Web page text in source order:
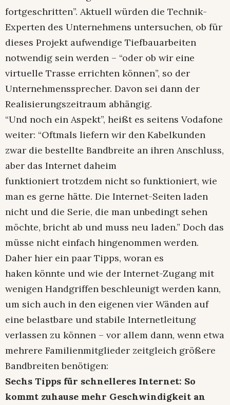
fortgeschritten”. Aktuell würden die Technik-
Experten des Unternehmens untersuchen, ob für
dieses Projekt aufwendige Tiefbauarbeiten
notwendig sein werden – “oder ob wir eine
virtuelle Trasse errichten können”, so der
Unternehmenssprecher. Davon sei dann der
Realisierungszeitraum abhängig.
“Und noch ein Aspekt”, heißt es seitens Vodafone
weiter: “Oftmals liefern wir den Kabelkunden
zwar die bestellte Bandbreite an ihren Anschluss,
aber das Internet daheim
funktioniert trotzdem nicht so funktioniert, wie
man es gerne hätte. Die Internet-Seiten laden
nicht und die Serie, die man unbedingt sehen
möchte, bricht ab und muss neu laden.” Doch das
müsse nicht einfach hingenommen werden.
Daher hier ein paar Tipps, woran es
haken könnte und wie der Internet-Zugang mit
wenigen Handgriffen beschleunigt werden kann,
um sich auch in den eigenen vier Wänden auf
eine belastbare und stabile Internetleitung
verlassen zu können – vor allem dann, wenn etwa
mehrere Familienmitglieder zeitgleich größere
Bandbreiten benötigen:
Sechs Tipps für schnelleres Internet: So
kommt zuhause mehr Geschwindigkeit an